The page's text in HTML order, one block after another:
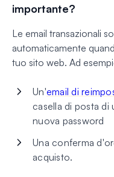
importante?
Le email transazionali
automaticamente
tuo sito web. Ad
Un'email di
casella di posta
nuova password
Una conferma
acquisto.